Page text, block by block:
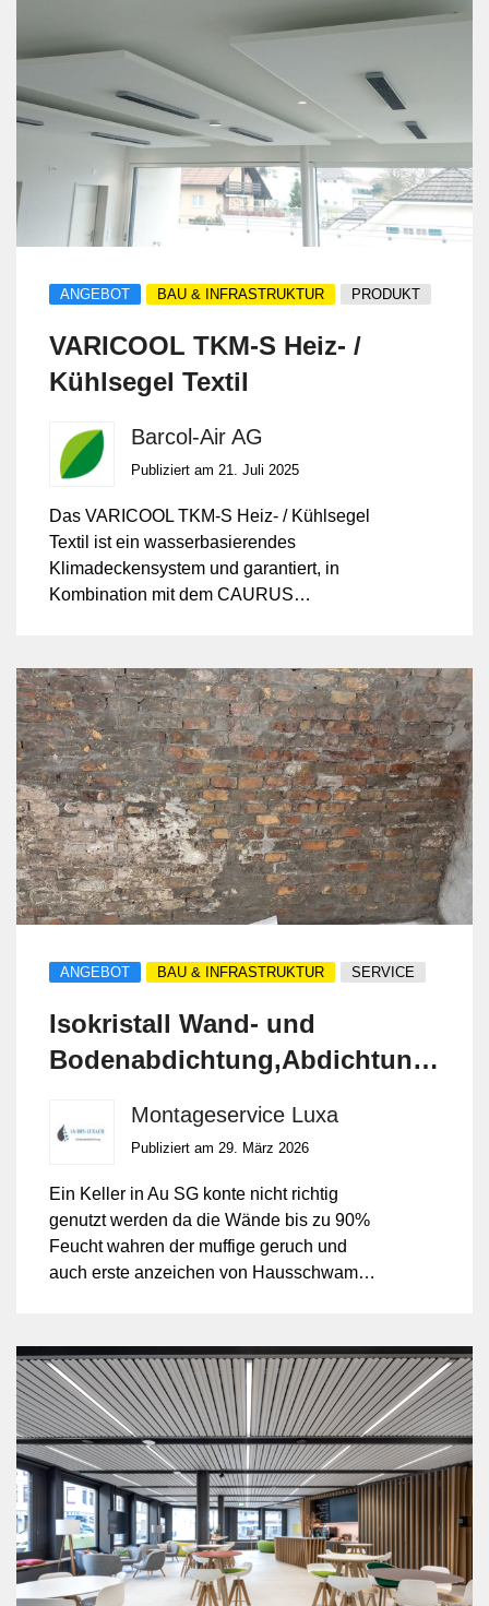
ANGEBOT BAU & INFRASTRUKTUR PRODUKT
VARICOOL TKM-S Heiz- /
Kühlsegel Textil
Barcol-Air AG
Publiziert am 21. Juli 2025
Das VARICOOL TKM-S Heiz- / Kühlsegel
Textil ist ein wasserbasierendes
Klimadeckensystem und garantiert, in
Kombination mit dem CAURUS
ANGEBOT BAU & INFRASTRUKTUR SERVICE
Isokristall Wand- und
Bodenabdichtung,Abdichtung
Bohren notwendig .
Montageservice Luxa
Publiziert am 29. März 2026
Ein Keller in Au SG konte nicht richtig
genutzt werden da die Wände bis zu 90%
Feucht wahren der muffige geruch und
auch erste anzeichen von Hausschwamm
an. Jezt kann er wieder normal genutzt
werden .